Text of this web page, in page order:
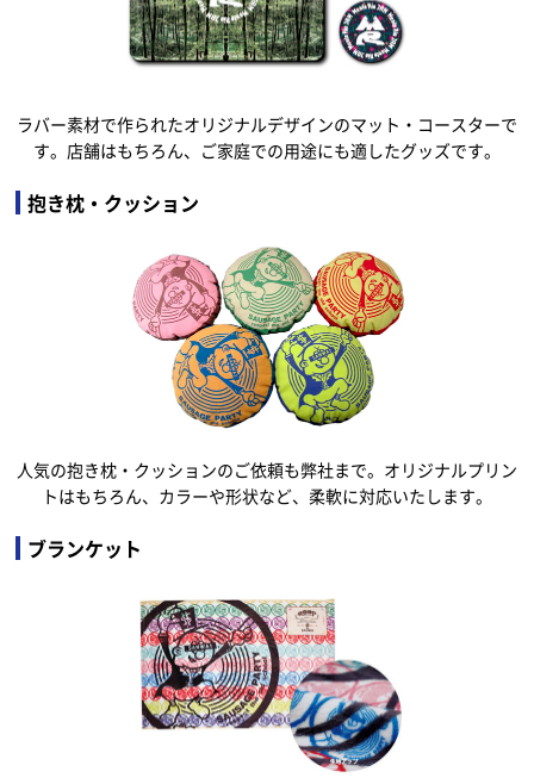
ラバー素材で作られたオリジナルデザインのマット・コースターで
す。店舗はもちろん、ご家庭での用途にも適したグッズです。
抱き枕・クッション
人気の抱き枕・クッションのご依頼も弊社まで。オリジナルプリン
トはもちろん、カラーや形状など、柔軟に対応いたします。
ブランケット